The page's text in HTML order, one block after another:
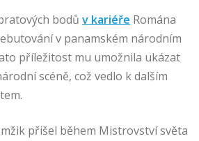
bodů v kariéře Romána
v panamském národním
příležitost mu umožnila ukázat
scéně, což vedlo k dalším
přišel během Mistrovství světa